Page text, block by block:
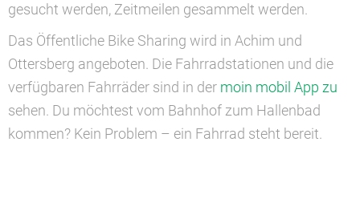
gesucht werden, Zeitmeilen gesammelt werden.
Das Öffentliche Bike Sharing wird in Achim und
Ottersberg angeboten. Die Fahrradstationen und die
verfügbaren Fahrräder sind in der moin mobil App zu
sehen. Du möchtest vom Bahnhof zum Hallenbad
kommen? Kein Problem – ein Fahrrad steht bereit.